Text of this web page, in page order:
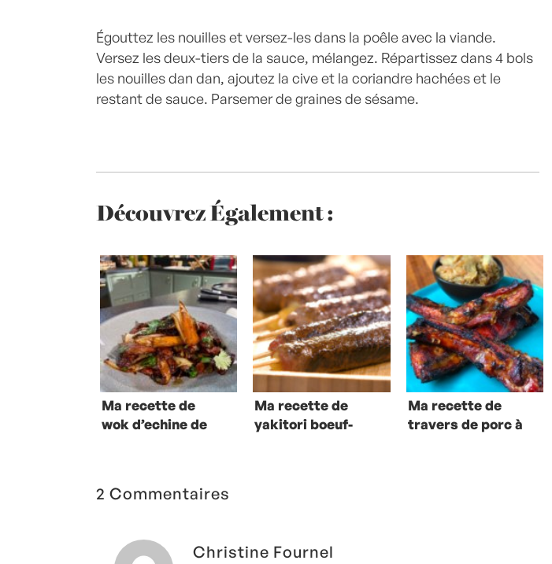
Égouttez les nouilles et versez-les dans la poêle avec la viande.
Versez les deux-tiers de la sauce, mélangez. Répartissez dans 4 bols
les nouilles dan dan, ajoutez la cive et la coriandre hachées et le
restant de sauce. Parsemer de graines de sésame.
Découvrez Également :
Ma recette de
wok d’echine de
Ma recette de
yakitori boeuf-
Ma recette de
travers de porc à
2 Commentaires
Christine Fournel